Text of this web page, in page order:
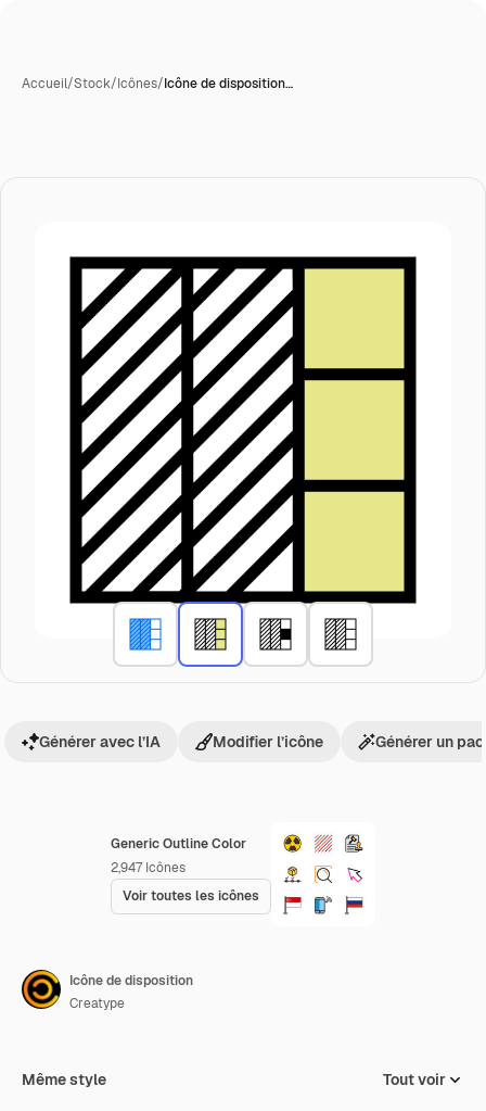
Accueil/Stock/Icônes/Icône de disposition…
Generic Outline Color
2,947 Icônes
Voir toutes les icônes
Générer avec l’IA Modifier l’icône Générer un
Icône de disposition
Creatype
Même style Tout voir